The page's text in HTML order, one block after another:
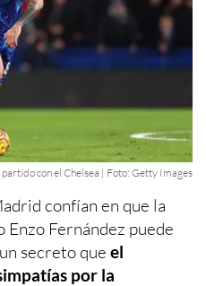
con el Chelsea | Foto: Getty Images
confían en que la
Fernández puede
secreto que el
por la